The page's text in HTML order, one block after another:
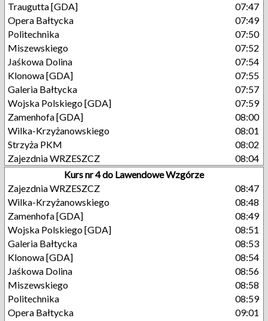
Traugutta [GDA]
07:47
Opera Bałtycka
07:49
Politechnika
07:50
Miszewskiego
07:52
Jaśkowa Dolina
07:54
Klonowa [GDA]
07:55
Galeria Bałtycka
07:57
Wojska Polskiego [GDA]
07:59
Zamenhofa [GDA]
08:00
Wilka-Krzyżanowskiego
08:01
Strzyża PKM
08:02
Zajezdnia WRZESZCZ
08:04
Kurs nr 4 do Lawendowe Wzgórze
Zajezdnia WRZESZCZ
08:47
Wilka-Krzyżanowskiego
08:48
Zamenhofa [GDA]
08:49
Wojska Polskiego [GDA]
08:51
Galeria Bałtycka
08:53
Klonowa [GDA]
08:54
Jaśkowa Dolina
08:56
Miszewskiego
08:58
Politechnika
08:59
Opera Bałtycka
09:01